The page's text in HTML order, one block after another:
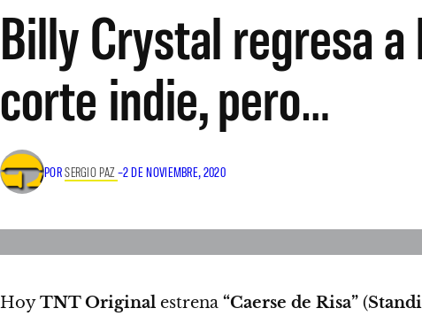
Billy Crystal regresa
corte indie, pero…
PORSERGIO PAZ –2 DE NOVIEMBRE, 2020
HoyTNT Original estrena “Caerse de Risa” (